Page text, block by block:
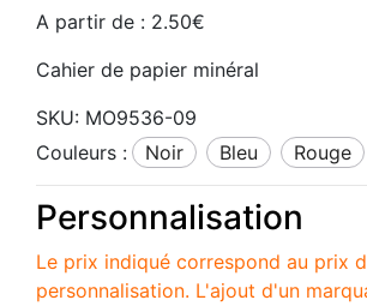
A partir de : 2.50€
Cahier de papier minéral
SKU: MO9536-09
Couleurs :
noir bleu rouge
Personnalisation
Le prix indiqué correspond au prix
personnalisation. L'ajout d'un